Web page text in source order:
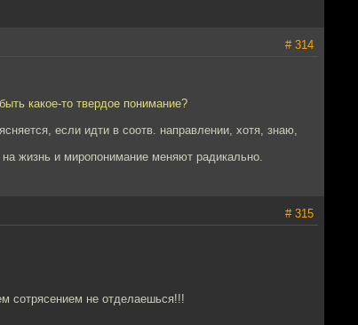
# 314
какое-то твердое понимание?
если идти в соотв. направлении, хотя, знаю,
жизнь и миропонимание меняют радикально.
# 315
сотрясением не отделаешься!!!